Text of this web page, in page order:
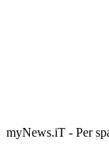
myNews.iT - Per